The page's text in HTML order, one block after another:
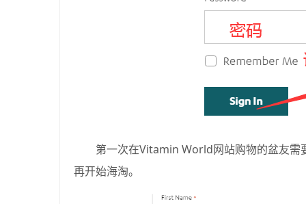
第一次在Vitamin World网站购物的盆友
再开始海淘。